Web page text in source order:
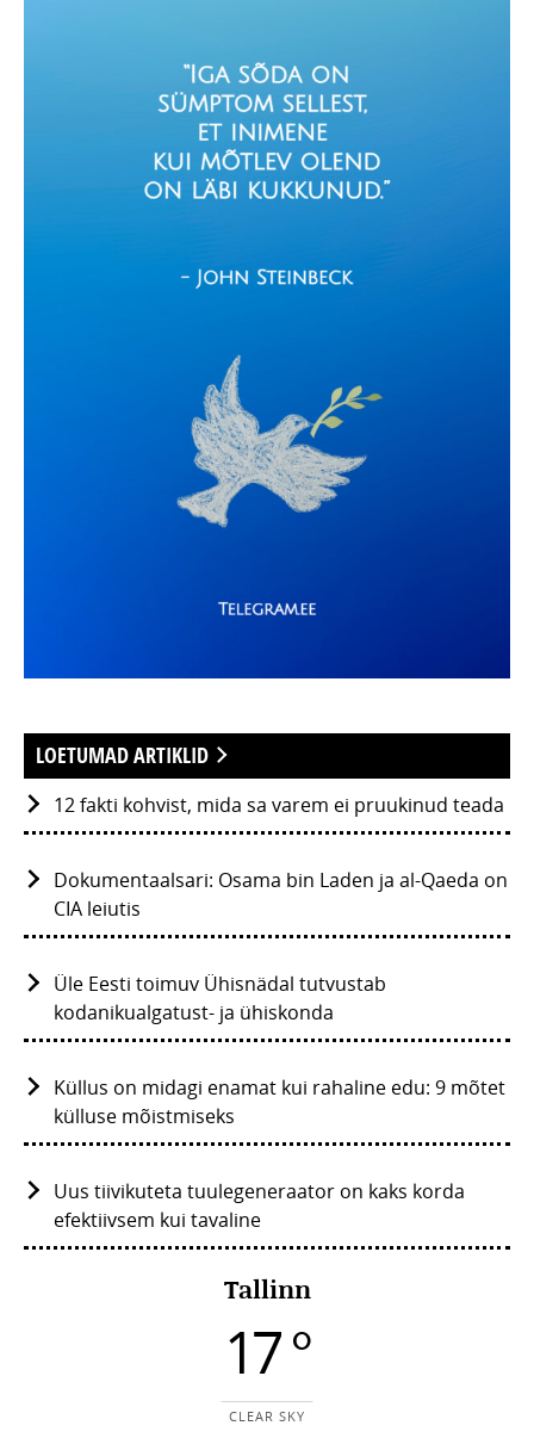
LOETUMAD ARTIKLID
12 fakti kohvist, mida sa varem ei pruukinud teada
Dokumentaalsari: Osama bin Laden ja al-Qaeda on
CIA leiutis
Üle Eesti toimuv Ühisnädal tutvustab
kodanikualgatust- ja ühiskonda
Küllus on midagi enamat kui rahaline edu: 9 mõtet
külluse mõistmiseks
Uus tiivikuteta tuulegeneraator on kaks korda
efektiivsem kui tavaline
Tallinn
17 °
CLEAR SKY